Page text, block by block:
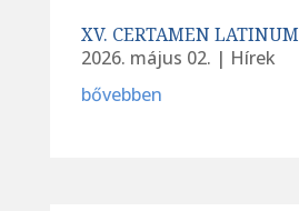
XV. CERTAMEN LATINUM
2026. május 02. | Hírek
bővebben